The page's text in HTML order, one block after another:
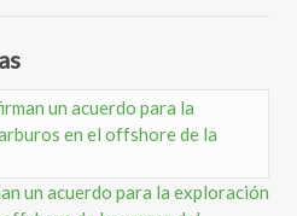
un acuerdo para la exploración